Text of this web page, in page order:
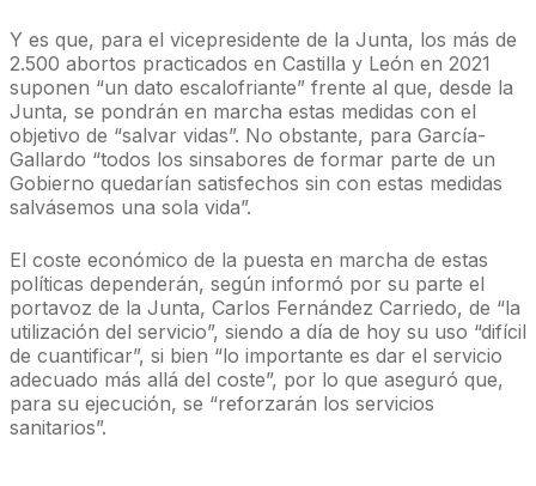
Y es que, para el vicepresidente de la Junta, los más de
2.500 abortos practicados en Castilla y León en 2021
suponen “un dato escalofriante” frente al que, desde la
Junta, se pondrán en marcha estas medidas con el
objetivo de “salvar vidas”. No obstante, para García-
Gallardo “todos los sinsabores de formar parte de un
Gobierno quedarían satisfechos sin con estas medidas
salvásemos una sola vida”.
El coste económico de la puesta en marcha de estas
políticas dependerán, según informó por su parte el
portavoz de la Junta, Carlos Fernández Carriedo, de “la
utilización del servicio”, siendo a día de hoy su uso “difícil
de cuantificar”, si bien “lo importante es dar el servicio
adecuado más allá del coste”, por lo que aseguró que,
para su ejecución, se “reforzarán los servicios
sanitarios”.